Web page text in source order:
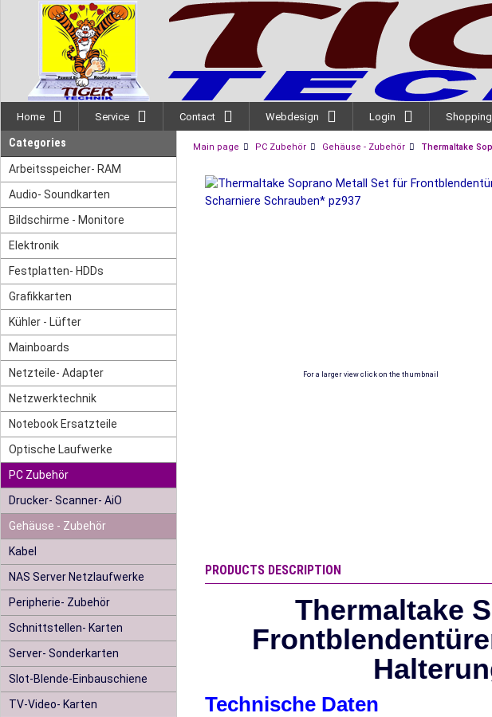
Home Service Contact Webdesign Login
Categories
Arbeitsspeicher- RAM
Audio- Soundkarten
Bildschirme - Monitore
Elektronik
Festplatten- HDDs
Grafikkarten
Kühler - Lüfter
Mainboards
Netzteile- Adapter
Netzwerktechnik
Notebook Ersatzteile
Optische Laufwerke
PC Zubehör
Drucker- Scanner- AiO
Gehäuse - Zubehör
Kabel
NAS Server Netzlaufwerke
Peripherie- Zubehör
Schnittstellen- Karten
Server- Sonderkarten
Slot-Blende-Einbauschiene
TV-Video- Karten
Main page PC Zubehör Gehäuse - Zubehör Thermaltake
For a larger view click on the thumbnail
PRODUCTS DESCRIPTION
Thermaltake
Technische Daten